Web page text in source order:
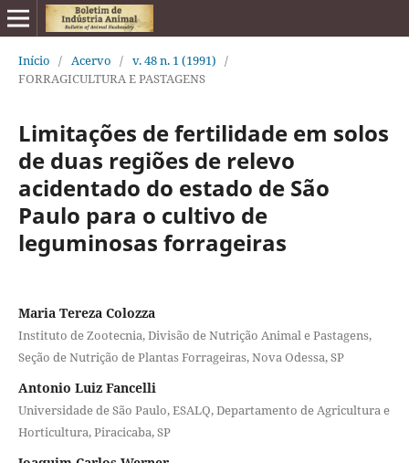
Início / Acervo / v. 48 n. 1 (1991) /
FORRAGICULTURA E PASTAGENS
Limitações de fertilidade em solos
de duas regiões de relevo
acidentado do estado de São
Paulo para o cultivo de
leguminosas forrageiras
Maria Tereza Colozza
Instituto de Zootecnia, Divisão de Nutrição Animal e Pastagens,
Seção de Nutrição de Plantas Forrageiras, Nova Odessa, SP
Antonio Luiz Fancelli
Universidade de São Paulo, ESALQ, Departamento de Agricultura e
Horticultura, Piracicaba, SP